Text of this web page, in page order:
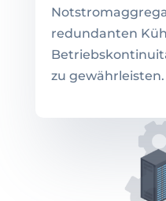
redundanten
zu gewährleisten.